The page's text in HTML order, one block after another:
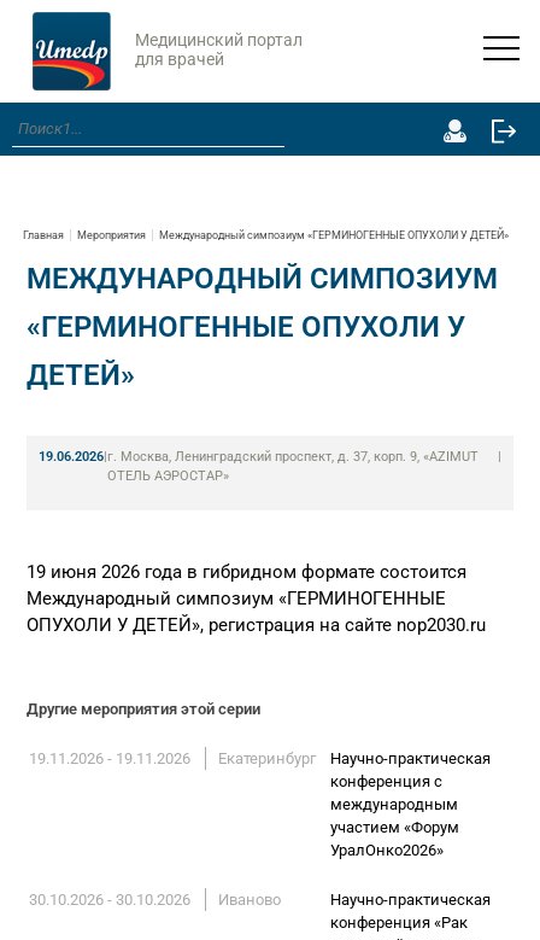
Медицинский портал
для врачей
Главная Мероприятия Международный симпозиум «ГЕРМИНОГЕННЫЕ ОПУХОЛИ У ДЕТЕЙ»
МЕЖДУНАРОДНЫЙ СИМПОЗИУМ
«ГЕРМИНОГЕННЫЕ ОПУХОЛИ У
ДЕТЕЙ»
19.06.2026|г. Москва, Ленинградский проспект, д. 37, корп. 9, «AZIMUT
ОТЕЛЬ АЭРОСТАР»
|
19 июня 2026 года в гибридном формате состоится
Международный симпозиум «ГЕРМИНОГЕННЫЕ
ОПУХОЛИ У ДЕТЕЙ», регистрация на сайте nop2030.ru
Другие мероприятия этой серии
19.11.2026 - 19.11.2026 Екатеринбург
Научно-практическая
конференция с
международным
участием «Форум
УралОнко2026»
30.10.2026 - 30.10.2026 Иваново
Научно-практическая
конференция «Рак